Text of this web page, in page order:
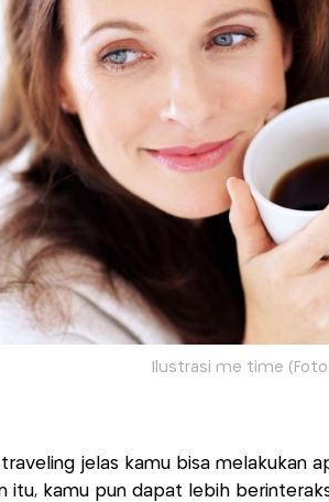
Ilustrasi me time
jelas kamu bisa melakukan
itu, kamu pun dapat lebih